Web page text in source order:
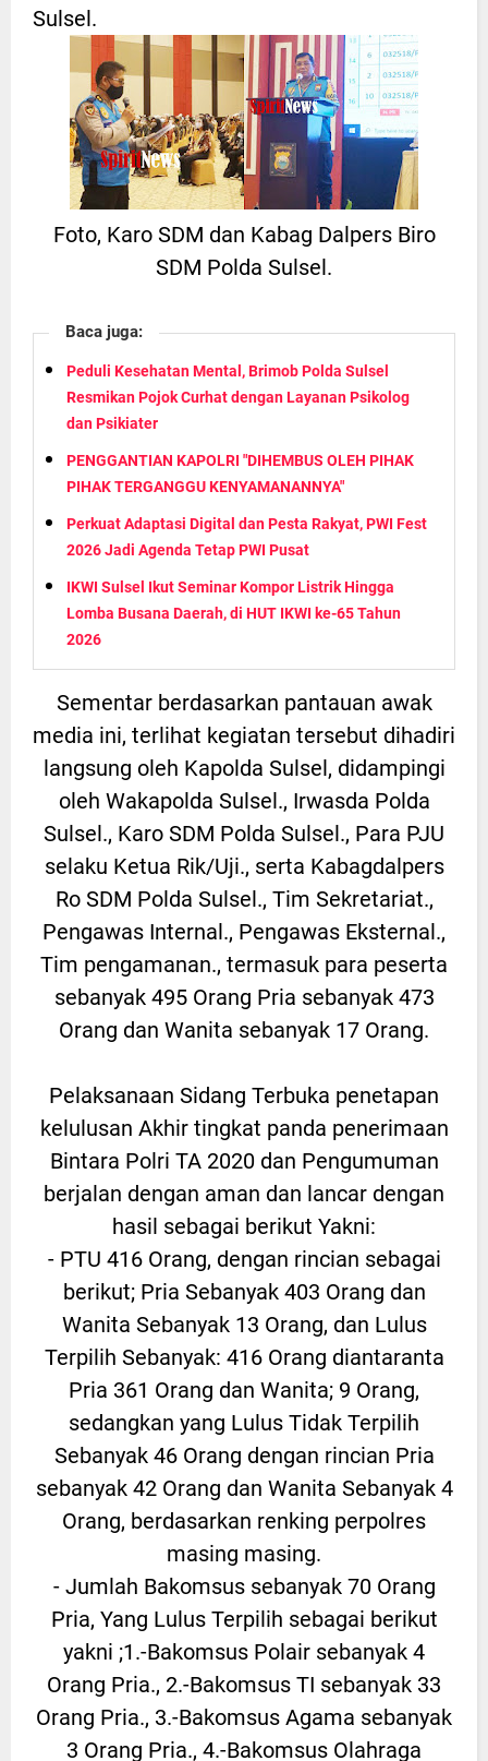
Sulsel.
Foto, Karo SDM dan Kabag Dalpers Biro
SDM Polda Sulsel.
Baca juga:
Peduli Kesehatan Mental, Brimob Polda Sulsel
Resmikan Pojok Curhat dengan Layanan Psikolog
dan Psikiater
PENGGANTIAN KAPOLRI "DIHEMBUS OLEH PIHAK
PIHAK TERGANGGU KENYAMANANNYA"
Perkuat Adaptasi Digital dan Pesta Rakyat, PWI Fest
2026 Jadi Agenda Tetap PWI Pusat
IKWI Sulsel Ikut Seminar Kompor Listrik Hingga
Lomba Busana Daerah, di HUT IKWI ke-65 Tahun
2026
Sementar berdasarkan pantauan awak
media ini, terlihat kegiatan tersebut dihadiri
langsung oleh Kapolda Sulsel, didampingi
oleh Wakapolda Sulsel., Irwasda Polda
Sulsel., Karo SDM Polda Sulsel., Para PJU
selaku Ketua Rik/Uji., serta Kabagdalpers
Ro SDM Polda Sulsel., Tim Sekretariat.,
Pengawas Internal., Pengawas Eksternal.,
Tim pengamanan., termasuk para peserta
sebanyak 495 Orang Pria sebanyak 473
Orang dan Wanita sebanyak 17 Orang.
Pelaksanaan Sidang Terbuka penetapan
kelulusan Akhir tingkat panda penerimaan
Bintara Polri TA 2020 dan Pengumuman
berjalan dengan aman dan lancar dengan
hasil sebagai berikut Yakni:
- PTU 416 Orang, dengan rincian sebagai
berikut; Pria Sebanyak 403 Orang dan
Wanita Sebanyak 13 Orang, dan Lulus
Terpilih Sebanyak: 416 Orang diantaranta
Pria 361 Orang dan Wanita; 9 Orang,
sedangkan yang Lulus Tidak Terpilih
Sebanyak 46 Orang dengan rincian Pria
sebanyak 42 Orang dan Wanita Sebanyak 4
Orang, berdasarkan renking perpolres
masing masing.
- Jumlah Bakomsus sebanyak 70 Orang
Pria, Yang Lulus Terpilih sebagai berikut
yakni ;1.-Bakomsus Polair sebanyak 4
Orang Pria., 2.-Bakomsus TI sebanyak 33
Orang Pria., 3.-Bakomsus Agama sebanyak
3 Orang Pria., 4.-Bakomsus Olahraga